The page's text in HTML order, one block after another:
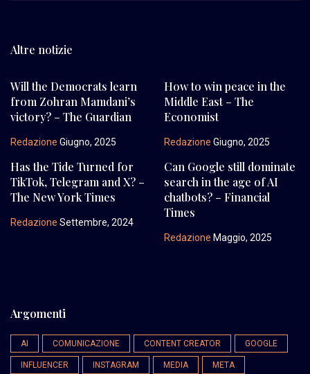
Altre notizie
Will the Democrats learn
from Zohran Mamdani’s
victory? – The Guardian
Redazione Giugno, 2025
How to win peace in the
Middle East – The
Economist
Redazione Giugno, 2025
Has the Tide Turned for
TikTok, Telegram and X? –
The New York Times
Redazione Settembre, 2024
Can Google still dominate
search in the age of AI
chatbots? – Financial
Times
Redazione Maggio, 2025
Argomenti
AI COMUNICAZIONE CONTENT CREATOR GOOGLE
INFLUENCER INSTAGRAM MEDIA META